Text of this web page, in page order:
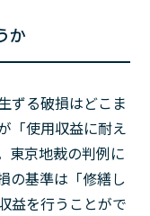
か
ずる破損はどこま
「使用収益に耐え
東京地裁の判例に
の基準は「修繕し
益を行うことがで